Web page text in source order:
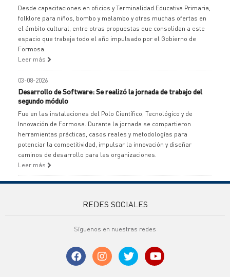
Desde capacitaciones en oficios y Terminalidad Educativa Primaria,
folklore para niños, bombo y malambo y otras muchas ofertas en
el ámbito cultural, entre otras propuestas que consolidan a este
espacio que trabaja todo el año impulsado por el Gobierno de
Formosa.
Leer más
03-08-2026
Desarrollo de Software: Se realizó la jornada de trabajo del
segundo módulo
Fue en las instalaciones del Polo Científico, Tecnológico y de
Innovación de Formosa. Durante la jornada se compartieron
herramientas prácticas, casos reales y metodologías para
potenciar la competitividad, impulsar la innovación y diseñar
caminos de desarrollo para las organizaciones.
Leer más
REDES SOCIALES
Síguenos en nuestras redes